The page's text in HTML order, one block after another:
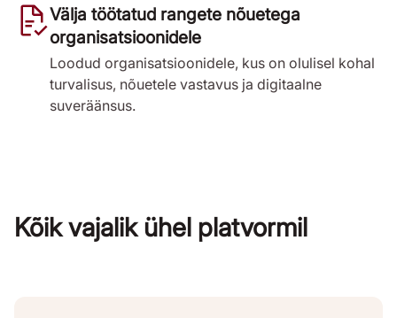
Välja töötatud rangete nõuetega
organisatsioonidele
Loodud organisatsioonidele, kus on olulisel kohal
turvalisus, nõuetele vastavus ja digitaalne
suveräänsus.
Kõik vajalik ühel platvormil